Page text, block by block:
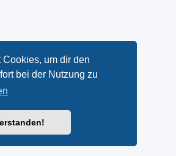
um dir den
bei der Nutzung zu